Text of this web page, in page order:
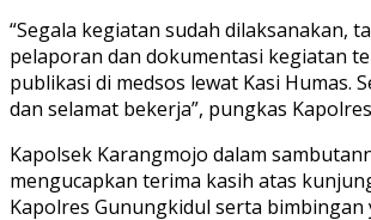
“Segala kegiatan sudah dilaksanakan,
pelaporan dan dokumentasi kegiatan
publikasi di medsos lewat Kasi Humas.
dan selamat bekerja”, pungkas
Kapolsek Karangmojo dalam
mengucapkan terima kasih atas
Kapolres Gunungkidul serta bimbingan